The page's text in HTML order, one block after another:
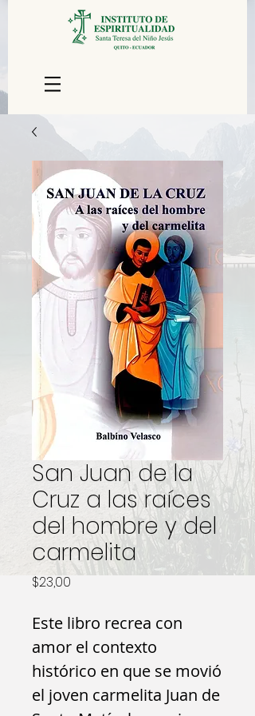
San Juan de la
Cruz a las raíces
del hombre y del
carmelita
$23,00 Precio
Este libro recrea con
amor el contexto
histórico en que se movió
el joven carmelita Juan de